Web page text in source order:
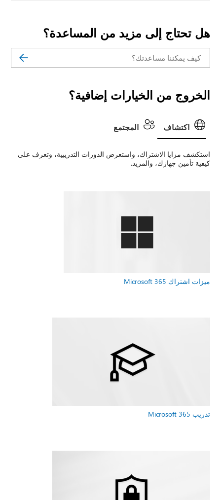
هل تحتاج إلى مزيد من المساعدة؟
الخروج من الخيارات إضافية؟
اكتشاف المجتمع
استكشف مزايا الاشتراك، واستعرض الدورات التدريبية، وتعرف على
كيفية تأمين جهازك، والمزيد.
ميزات اشتراك Microsoft 365
تدريب Microsoft 365